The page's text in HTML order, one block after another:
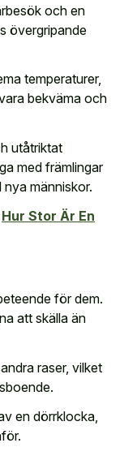
och en
övergripande
temperaturer,
bekväma och
utåtriktat
med främlingar
människor.
Hur Stor Är En
för dem.
att skälla än
raser, vilket
en dörrklocka,